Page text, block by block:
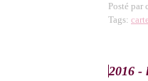
Posté par
Tags:
2016 -